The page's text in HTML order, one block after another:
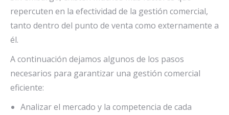
repercuten en la efectividad de la gestión comercial,
tanto dentro del punto de venta como externamente a
él.
A continuación dejamos algunos de los pasos
necesarios para garantizar una gestión comercial
eficiente:
Analizar el mercado y la competencia de cada